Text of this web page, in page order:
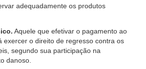
adequadamente os produtos
Aquele que efetivar o pagamento ao
exercer o direito de regresso contra os
segundo sua participação na
danoso.